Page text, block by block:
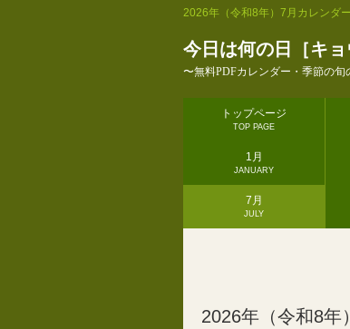
2026年（令和8年）7月カレンダー
今日は何の日［キョ
〜無料PDFカレンダー・季節の
トップページ
TOP PAGE
1月
JANUARY
7月
JULY
2026年（令和8年